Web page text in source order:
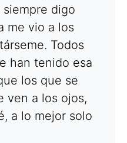
siempre digo
me vio a los
Todos
han tenido esa
los que se
ven a los ojos,
a lo mejor solo